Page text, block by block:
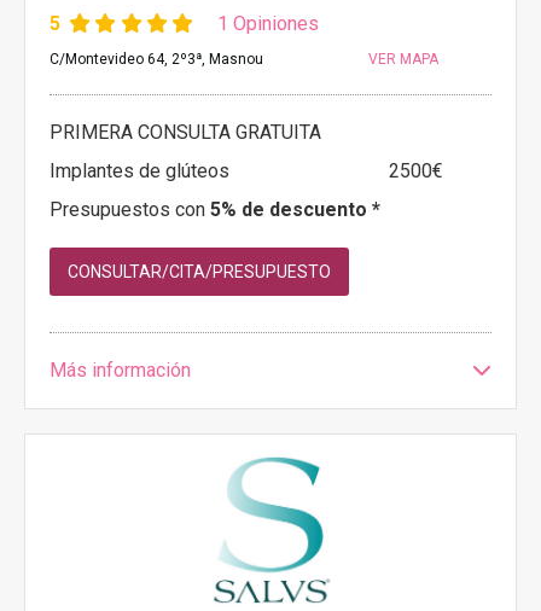
5 1 Opiniones
C/Montevideo 64, 2º3ª, Masnou VER MAPA
PRIMERA CONSULTA GRATUITA
Implantes de glúteos
2500€
Presupuestos con 5% de descuento *
CONSULTAR/CITA/PRESUPUESTO
Más información